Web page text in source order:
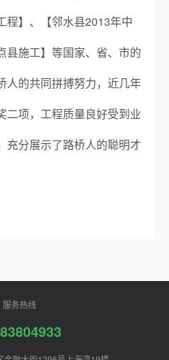
程】、【邻水县2013年中
县施工】等国家、省、市的
人的共同拼搏努力，近几年
二项，工程质量良好受到业
充分展示了路桥人的聪明才
服务热线